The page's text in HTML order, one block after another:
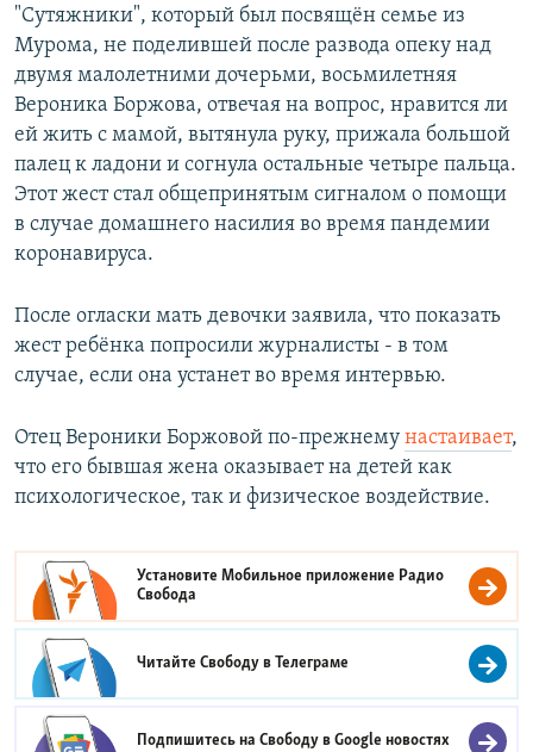
"Сутяжники", который был посвящён семье из
Мурома, не поделившей после развода опеку над
двумя малолетними дочерьми, восьмилетняя
Вероника Боржова, отвечая на вопрос, нравится ли
ей жить с мамой, вытянула руку, прижала большой
палец к ладони и согнула остальные четыре пальца.
Этот жест стал общепринятым сигналом о помощи
в случае домашнего насилия во время пандемии
коронавируса.
После огласки мать девочки заявила, что показать
жест ребёнка попросили журналисты - в том
случае, если она устанет во время интервью.
Отец Вероники Боржовой по-прежнему настаивает,
что его бывшая жена оказывает на детей как
психологическое, так и физическое воздействие.
Установите Мобильное приложение Радио
Свобода
Читайте Свободу вТелеграме
Подпишитесь на Свободу вGoogle новостях